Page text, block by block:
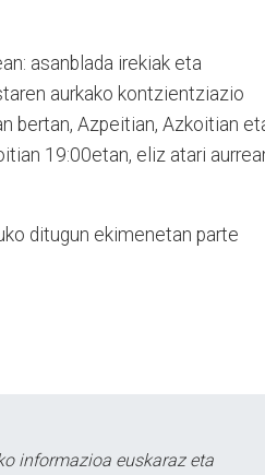
asanblada irekiak eta
aurkako kontzientziazio
bertan, Azpeitian, Azkoitian
19:00etan, eliz atari
ditugun ekimenetan parte
informazioa euskaraz eta